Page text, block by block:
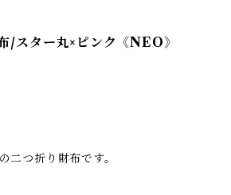
/スター丸×ピンク《NEO》
二つ折り財布です。